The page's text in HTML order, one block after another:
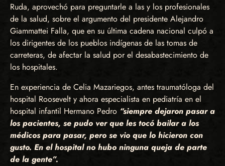
Ruda, aprovechó para preguntarle a las y los profesionales
de la salud, sobre el argumento del presidente Alejandro
Giammattei Falla, que en su última cadena nacional culpó a
los dirigentes de los pueblos indígenas de las tomas de
carreteras, de afectar la salud por el desabastecimiento de
los hospitales.
En experiencia de Celia Mazariegos, antes traumatóloga del
hospital Roosevelt y ahora especialista en pediatría en el
hospital infantil Hermano Pedro “siempre dejaron pasar a
los pacientes, se pudo ver que les tocó bailar a los
médicos para pasar, pero se vio que lo hicieron con
gusto. En el hospital no hubo ninguna queja de parte
de la gente”.